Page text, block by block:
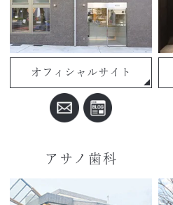
オフィシャルサイト
アサノ歯科